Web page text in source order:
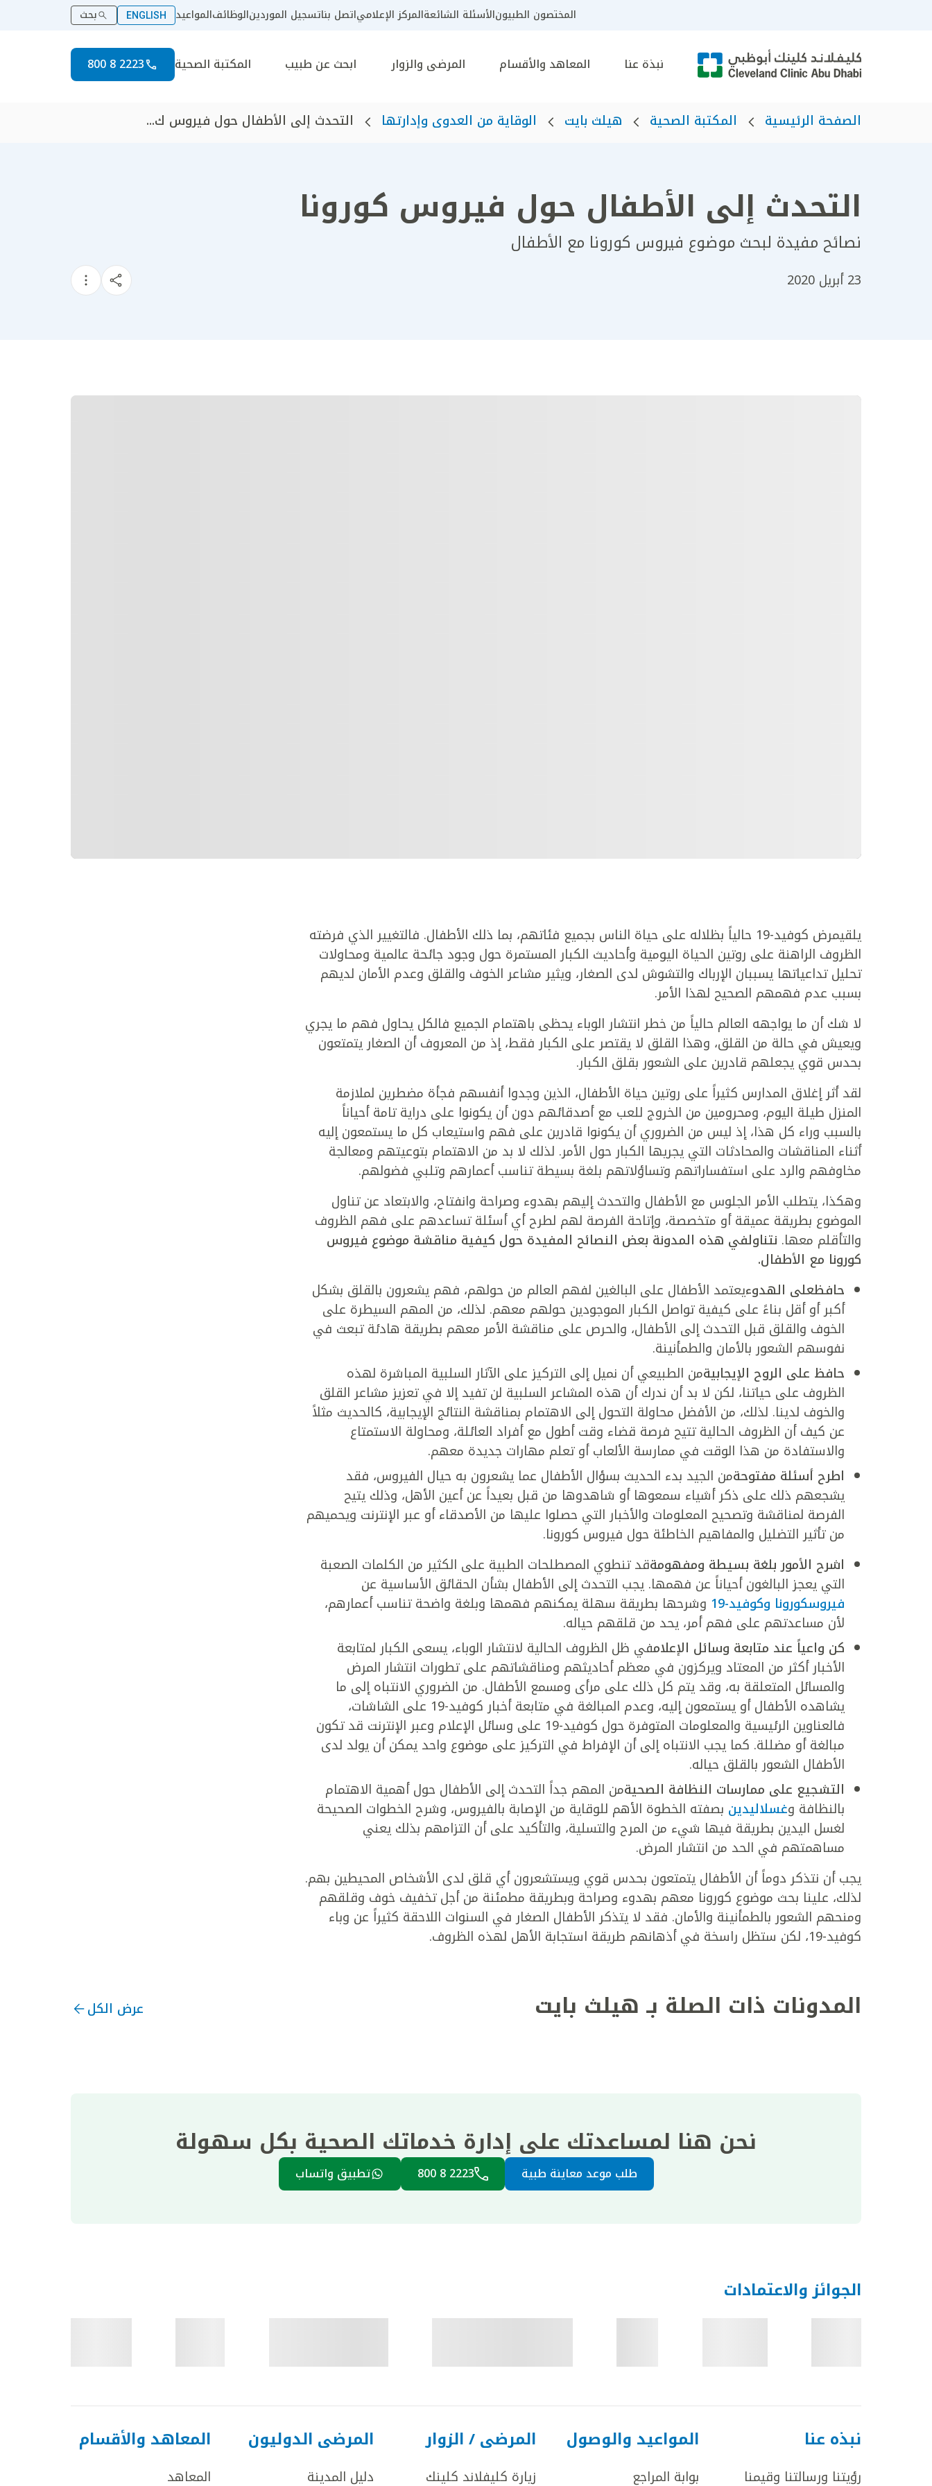
المختصون الطبيونالأسئلة الشائعةالمركز الإعلامياتصل بناتسجيل الموردينالوظائفالمواعيد ENGLISH بحث
نبذة عنا المعاهد والأقسام المرضى والزوار ابحث عن طبيب المكتبة الصحية 2223 8 800
الصفحة الرئيسية المكتبة الصحية هيلث بايت الوقاية من العدوى وإدارتها التحدث إلى الأطفال حول فيروس ك...
التحدث إلى الأطفال حول فيروس كورونا
نصائح مفيدة لبحث موضوع فيروس كورونا مع الأطفال
23 أبريل 2020
يلقيمرض كوفيد-19 حالياً بظلاله على حياة الناس بجميع فئاتهم، بما ذلك الأطفال. فالتغيير الذي فرضته
الظروف الراهنة على روتين الحياة اليومية وأحاديث الكبار المستمرة حول وجود جائحة عالمية ومحاولات
تحليل تداعياتها يسببان الإرباك والتشوش لدى الصغار، ويثير مشاعر الخوف والقلق وعدم الأمان لديهم
بسبب عدم فهمهم الصحيح لهذا الأمر.
لا شك أن ما يواجهه العالم حالياً من خطر انتشار الوباء يحظى باهتمام الجميع فالكل يحاول فهم ما يجري
ويعيش في حالة من القلق، وهذا القلق لا يقتصر على الكبار فقط، إذ من المعروف أن الصغار يتمتعون
بحدس قوي يجعلهم قادرين على الشعور بقلق الكبار.
لقد أثر إغلاق المدارس كثيراً على روتين حياة الأطفال، الذين وجدوا أنفسهم فجأة مضطرين لملازمة
المنزل طيلة اليوم، ومحرومين من الخروج للعب مع أصدقائهم دون أن يكونوا على دراية تامة أحياناً
بالسبب وراء كل هذا، إذ ليس من الضروري أن يكونوا قادرين على فهم واستيعاب كل ما يستمعون إليه
أثناء المناقشات والمحادثات التي يجريها الكبار حول الأمر. لذلك لا بد من الاهتمام بتوعيتهم ومعالجة
مخاوفهم والرد على استفساراتهم وتساؤلاتهم بلغة بسيطة تناسب أعمارهم وتلبي فضولهم.
وهكذا، يتطلب الأمر الجلوس مع الأطفال والتحدث إليهم بهدوء وصراحة وانفتاح، والابتعاد عن تناول
الموضوع بطريقة عميقة أو متخصصة، وإتاحة الفرصة لهم لطرح أي أسئلة تساعدهم على فهم الظروف
والتأقلم معها. نتناولفي هذه المدونة بعض النصائح المفيدة حول كيفية مناقشة موضوع فيروس
كورونا مع الأطفال.
حافظعلى الهدوءيعتمد الأطفال على البالغين لفهم العالم من حولهم، فهم يشعرون بالقلق بشكل
أكبر أو أقل بناءً على كيفية تواصل الكبار الموجودين حولهم معهم. لذلك، من المهم السيطرة على
الخوف والقلق قبل التحدث إلى الأطفال، والحرص على مناقشة الأمر معهم بطريقة هادئة تبعث في
نفوسهم الشعور بالأمان والطمأنينة.
حافظ على الروح الإيجابيةمن الطبيعي أن نميل إلى التركيز على الآثار السلبية المباشرة لهذه
الظروف على حياتنا، لكن لا بد أن ندرك أن هذه المشاعر السلبية لن تفيد إلا في تعزيز مشاعر القلق
والخوف لدينا. لذلك، من الأفضل محاولة التحول إلى الاهتمام بمناقشة النتائج الإيجابية، كالحديث مثلاً
عن كيف أن الظروف الحالية تتيح فرصة قضاء وقت أطول مع أفراد العائلة، ومحاولة الاستمتاع
والاستفادة من هذا الوقت في ممارسة الألعاب أو تعلم مهارات جديدة معهم.
اطرح أسئلة مفتوحةمن الجيد بدء الحديث بسؤال الأطفال عما يشعرون به حيال الفيروس، فقد
يشجعهم ذلك على ذكر أشياء سمعوها أو شاهدوها من قبل بعيداً عن أعين الأهل، وذلك يتيح
الفرصة لمناقشة وتصحيح المعلومات والأخبار التي حصلوا عليها من الأصدقاء أو عبر الإنترنت ويحميهم
من تأثير التضليل والمفاهيم الخاطئة حول فيروس كورونا.
اشرح الأمور بلغة بسيطة ومفهومةقد تنطوي المصطلحات الطبية على الكثير من الكلمات الصعبة
التي يعجز البالغون أحياناً عن فهمها. يجب التحدث إلى الأطفال بشأن الحقائق الأساسية عن
فيروسكورونا وكوفيد-19
وشرحها بطريقة سهلة يمكنهم فهمها وبلغة واضحة تناسب أعمارهم،
لأن مساعدتهم على فهم أمر، يحد من قلقهم حياله.
كن واعياً عند متابعة وسائل الإعلامفي ظل الظروف الحالية لانتشار الوباء، يسعى الكبار لمتابعة
الأخبار أكثر من المعتاد ويركزون في معظم أحاديثهم ومناقشاتهم على تطورات انتشار المرض
والمسائل المتعلقة به، وقد يتم كل ذلك على مرأى ومسمع الأطفال. من الضروري الانتباه إلى ما
يشاهده الأطفال أو يستمعون إليه، وعدم المبالغة في متابعة أخبار كوفيد-19 على الشاشات،
فالعناوين الرئيسية والمعلومات المتوفرة حول كوفيد-19 على وسائل الإعلام وعبر الإنترنت قد تكون
مبالغة أو مضللة. كما يجب الانتباه إلى أن الإفراط في التركيز على موضوع واحد يمكن أن يولد لدى
الأطفال الشعور بالقلق حياله.
التشجيع على ممارسات النظافة الصحيةمن المهم جداً التحدث إلى الأطفال حول أهمية الاهتمام
بالنظافة وغسلاليدين بصفته الخطوة الأهم للوقاية من الإصابة بالفيروس، وشرح الخطوات الصحيحة
لغسل اليدين بطريقة فيها شيء من المرح والتسلية، والتأكيد على أن التزامهم بذلك يعني
مساهمتهم في الحد من انتشار المرض.
يجب أن نتذكر دوماً أن الأطفال يتمتعون بحدس قوي ويستشعرون أي قلق لدى الأشخاص المحيطين بهم.
لذلك، علينا بحث موضوع كورونا معهم بهدوء وصراحة وبطريقة مطمئنة من أجل تخفيف خوف وقلقهم
ومنحهم الشعور بالطمأنينة والأمان. فقد لا يتذكر الأطفال الصغار في السنوات اللاحقة كثيراً عن وباء
كوفيد-19، لكن ستظل راسخة في أذهانهم طريقة استجابة الأهل لهذه الظروف.
المدونات ذات الصلة بـ هيلث بايت عرض الكل
نحن هنا لمساعدتك على إدارة خدماتك الصحية بكل سهولة
طلب موعد معاينة طبية 2223 8 800 تطبيق واتساب
الجوائز والاعتمادات
نبذه عنا
رؤيتنا ورسالتنا وقيمنا
المواعيد والوصول
بوابة المراجع
المرضى / الزوار
زيارة كليفلاند كلينك
المرضى الدوليون
دليل المدينة
المعاهد والأقسام
المعاهد